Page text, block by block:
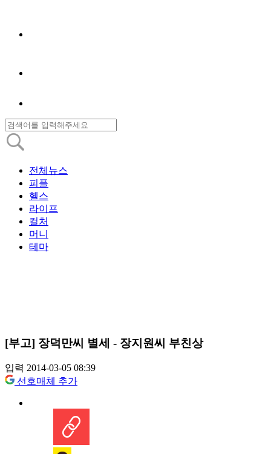
전체뉴스
피플
헬스
라이프
컬처
머니
테마
[부고] 장덕만씨 별세 - 장지원씨 부친상
입력 2014-03-05 08:39
선호매체 추가